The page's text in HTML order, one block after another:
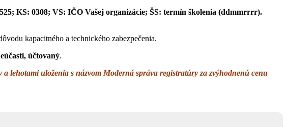
KS: 0308; VS: IČO Vašej organizácie; ŠS: termín školenia (ddmmrrrr).
kapacitného a technického zabezpečenia.
účtovaný.
lehotami uloženia s názvom Moderná správa registratúry za zvýhodnenú cenu